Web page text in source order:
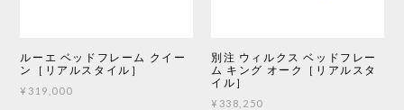
ルーエ ベッドフレーム クイー
ン［リアルスタイル］
¥319,000
別注 ウィルクス ベッドフレー
ム キング オーク［リアルスタ
イル］
¥338,250